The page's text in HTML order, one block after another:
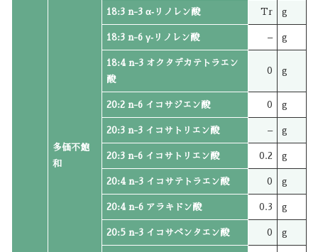
多価不飽
和
18:3 n-3 α‐リノレン酸 Tr g
18:3 n-6 γ‐リノレン酸 – g
18:4 n-3 オクタデカテトラエン
酸
0 g
20:2 n-6 イコサジエン酸 0 g
20:3 n-3 イコサトリエン酸 – g
20:3 n-6 イコサトリエン酸 0.2 g
20:4 n-3 イコサテトラエン酸 0 g
20:4 n-6 アラキドン酸 0.3 g
20:5 n-3 イコサペンタエン酸 0 g